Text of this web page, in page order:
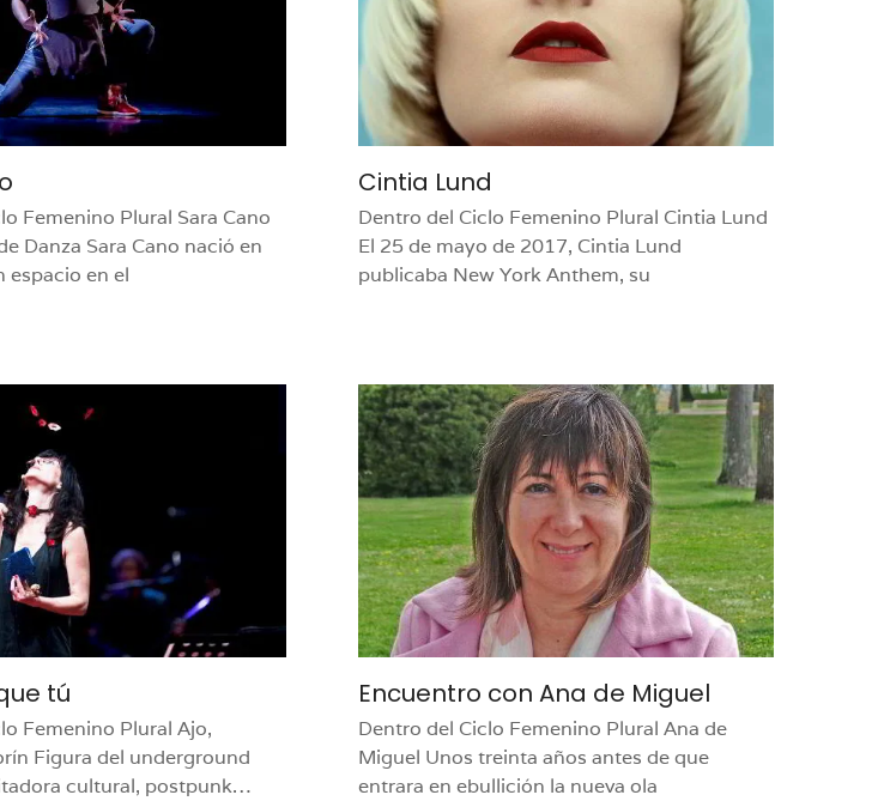
Femenino Plural Sara Cano
Danza Sara Cano nació en
espacio en el
Cintia Lund
Dentro del Ciclo Femenino Plural Cintia Lund
El 25 de mayo de 2017, Cintia Lund
publicaba New York Anthem, su
tú
Femenino Plural Ajo,
Figura del underground
cultural, postpunk…
Encuentro con Ana de Miguel
Dentro del Ciclo Femenino Plural Ana de
Miguel Unos treinta años antes de que
entrara en ebullición la nueva ola